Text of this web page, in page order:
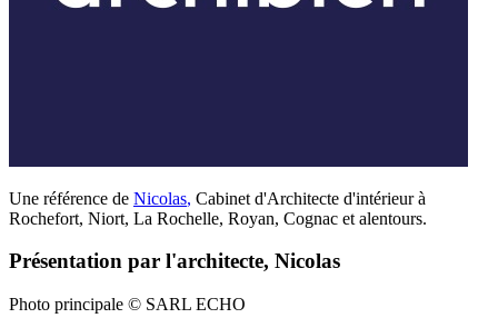
Une référence de Nicolas, Cabinet d'Architecte d'intérieur à
Rochefort, Niort, La Rochelle, Royan, Cognac et alentours.
Présentation par l'architecte, Nicolas
Photo principale © SARL ECHO